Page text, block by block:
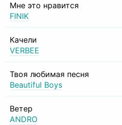
Мне это нравится
FINIK
Качели
VERBEE
Твоя любимая песня
Beautiful Boys
Ветер
ANDRO